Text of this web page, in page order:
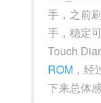
手，之前
手，稳定
Touch
ROM ，
下来总体